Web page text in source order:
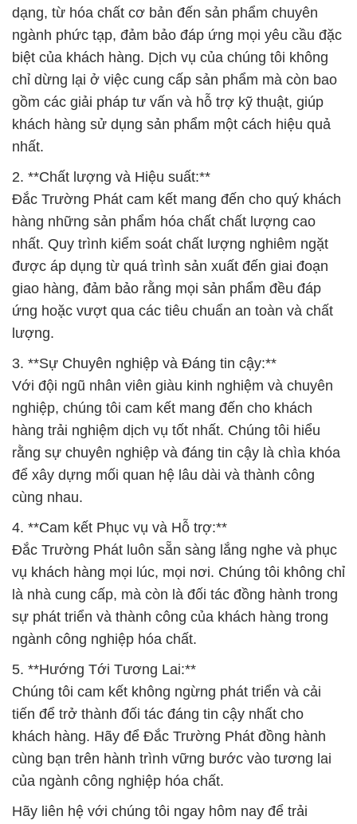
dạng, từ hóa chất cơ bản đến sản phẩm chuyên
ngành phức tạp, đảm bảo đáp ứng mọi yêu cầu đặc
biệt của khách hàng. Dịch vụ của chúng tôi không
chỉ dừng lại ở việc cung cấp sản phẩm mà còn bao
gồm các giải pháp tư vấn và hỗ trợ kỹ thuật, giúp
khách hàng sử dụng sản phẩm một cách hiệu quả
nhất.
2. **Chất lượng và Hiệu suất:**
Đắc Trường Phát cam kết mang đến cho quý khách
hàng những sản phẩm hóa chất chất lượng cao
nhất. Quy trình kiểm soát chất lượng nghiêm ngặt
được áp dụng từ quá trình sản xuất đến giai đoạn
giao hàng, đảm bảo rằng mọi sản phẩm đều đáp
ứng hoặc vượt qua các tiêu chuẩn an toàn và chất
lượng.
3. **Sự Chuyên nghiệp và Đáng tin cậy:**
Với đội ngũ nhân viên giàu kinh nghiệm và chuyên
nghiệp, chúng tôi cam kết mang đến cho khách
hàng trải nghiệm dịch vụ tốt nhất. Chúng tôi hiểu
rằng sự chuyên nghiệp và đáng tin cậy là chìa khóa
để xây dựng mối quan hệ lâu dài và thành công
cùng nhau.
4. **Cam kết Phục vụ và Hỗ trợ:**
Đắc Trường Phát luôn sẵn sàng lắng nghe và phục
vụ khách hàng mọi lúc, mọi nơi. Chúng tôi không chỉ
là nhà cung cấp, mà còn là đối tác đồng hành trong
sự phát triển và thành công của khách hàng trong
ngành công nghiệp hóa chất.
5. **Hướng Tới Tương Lai:**
Chúng tôi cam kết không ngừng phát triển và cải
tiến để trở thành đối tác đáng tin cậy nhất cho
khách hàng. Hãy để Đắc Trường Phát đồng hành
cùng bạn trên hành trình vững bước vào tương lai
của ngành công nghiệp hóa chất.
Hãy liên hệ với chúng tôi ngay hôm nay để trải